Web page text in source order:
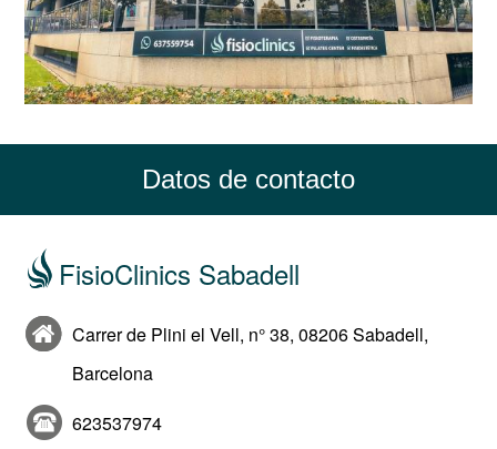
Datos de contacto
FisioClinics Sabadell
Carrer de Plini el Vell, n° 38, 08206 Sabadell,
Barcelona
623537974